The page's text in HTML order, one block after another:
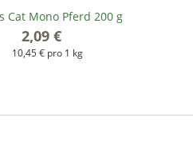
Cat Mono Pferd 200 g
2,09 €
10,45 € pro 1 kg